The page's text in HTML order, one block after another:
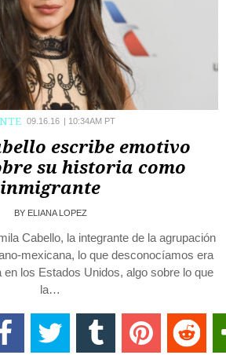
09.16.16 | 10:34AM PT
escribe emotivo
su historia como
inmigrante
BY ELIANA LOPEZ
Cabello, la integrante de la agrupación
mexicana, lo que desconocíamos era
los Estados Unidos, algo sobre lo que
la…